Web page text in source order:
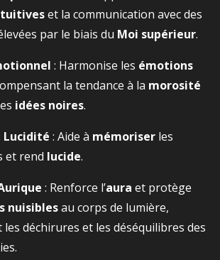
et la communication avec des
par le biais du Moi supérieur.
: Harmonise les émotions
la tendance à la morosité
idées noires.
Lucidité : Aide à mémoriser les
et rend lucide.
: Renforce l’aura et protège
nuisiblesau corps de lumière,
déchirures et les déséquilibres des